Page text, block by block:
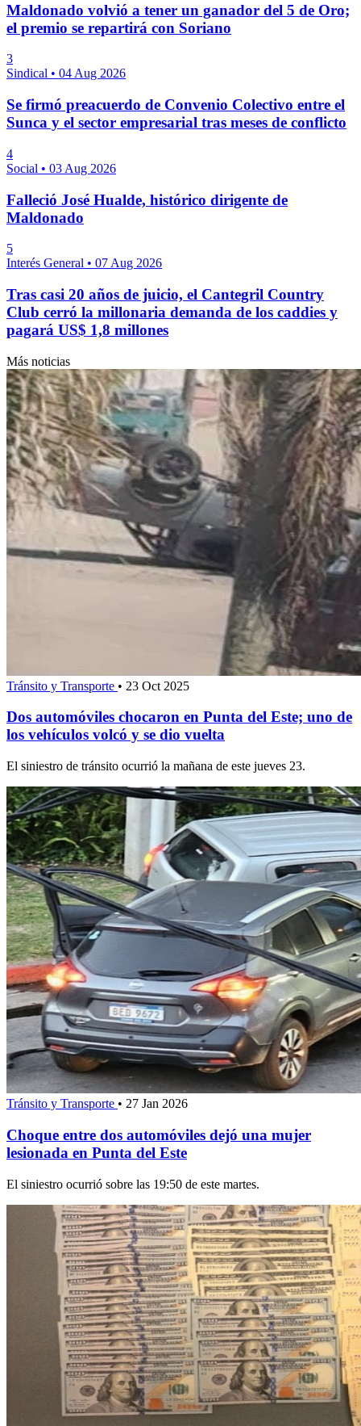
Maldonado volvió a tener un ganador del 5 de Oro;
el premio se repartirá con Soriano
3
Sindical • 04 Aug 2026
Se firmó preacuerdo de Convenio Colectivo entre el
Sunca y el sector empresarial tras meses de conflicto
4
Social • 03 Aug 2026
Falleció José Hualde, histórico dirigente de
Maldonado
5
Interés General • 07 Aug 2026
Tras casi 20 años de juicio, el Cantegril Country
Club cerró la millonaria demanda de los caddies y
pagará US$ 1,8 millones
Más noticias
Tránsito y Transporte • 23 Oct 2025
Dos automóviles chocaron en Punta del Este; uno de
los vehículos volcó y se dio vuelta
El siniestro de tránsito ocurrió la mañana de este jueves 23.
Tránsito y Transporte • 27 Jan 2026
Choque entre dos automóviles dejó una mujer
lesionada en Punta del Este
El siniestro ocurrió sobre las 19:50 de este martes.